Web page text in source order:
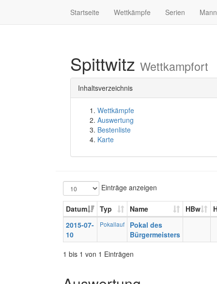
Startseite Wettkämpfe Serien
Spittwitz Wettkampfort
Inhaltsverzeichnis
Wettkämpfe
Auswertung
Bestenliste
Karte
Einträge anzeigen
Datum Typ Name HBw
2015-07-
10
Pokallauf
Pokal des
Bürgermeisters
1 bis 1 von 1 Einträgen